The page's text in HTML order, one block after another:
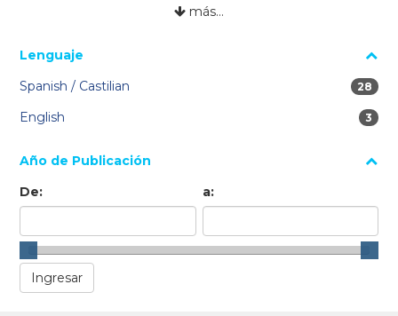
más…
Lenguaje
Spanish / Castilian
28
28
English 3
3
Año de Publicación
De:
a: